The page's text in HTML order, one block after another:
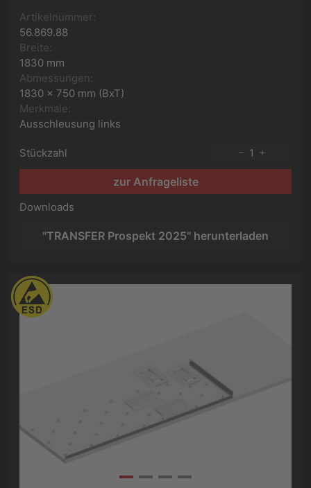
Artikelnummer:
56.869.88
Breite:
1830 mm
Abmessungen:
1830 x 750 mm (BxT)
Merkmale:
Ausschleusung links
Stückzahl 1
zur Anfrageliste
Downloads
"TRANSFER Prospekt 2025" herunterladen